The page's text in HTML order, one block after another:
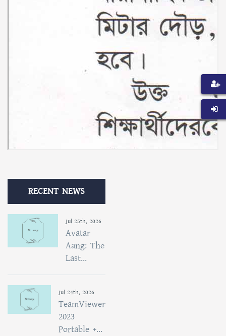
RECENT NEWS
Jul 25th, 2026
Avatar
Aang: The
Last...
Jul 24th, 2026
TeamViewer
2023
Portable +...